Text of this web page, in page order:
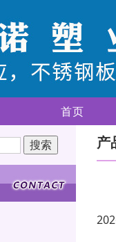
首页
产